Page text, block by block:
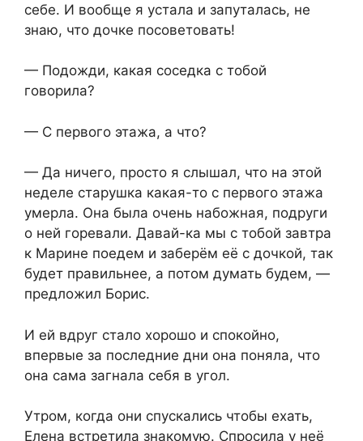
себе. И вообще я устала и запуталась, не
знаю, что дочке посоветовать!
— Подожди, какая соседка с тобой
говорила?
— С первого этажа, а что?
— Да ничего, просто я слышал, что на этой
неделе старушка какая-то с первого этажа
умерла. Она была очень набожная, подруги
о ней горевали. Давай-ка мы с тобой завтра
к Марине поедем и заберём её с дочкой, так
будет правильнее, а потом думать будем, —
предложил Борис.
И ей вдруг стало хорошо и спокойно,
впервые за последние дни она поняла, что
она сама загнала себя в угол.
Утром, когда они спускались чтобы ехать,
Елена встретила знакомую. Спросила у неё